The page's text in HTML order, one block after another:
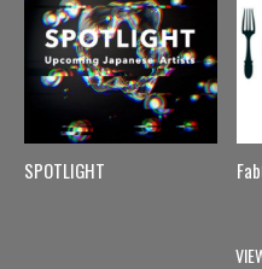
SPOTLIGHT